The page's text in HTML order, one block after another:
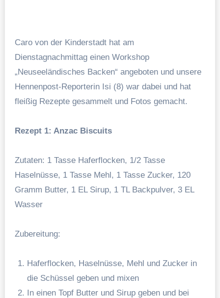
Caro von der Kinderstadt hat am
Dienstagnachmittag einen Workshop
„Neuseeländisches Backen“ angeboten und unsere
Hennenpost-Reporterin Isi (8) war dabei und hat
fleißig Rezepte gesammelt und Fotos gemacht.
Rezept 1: Anzac Biscuits
Zutaten: 1 Tasse Haferflocken, 1/2 Tasse
Haselnüsse, 1 Tasse Mehl, 1 Tasse Zucker, 120
Gramm Butter, 1 EL Sirup, 1 TL Backpulver, 3 EL
Wasser
Zubereitung:
Haferflocken, Haselnüsse, Mehl und Zucker in
die Schüssel geben und mixen
In einen Topf Butter und Sirup geben und bei